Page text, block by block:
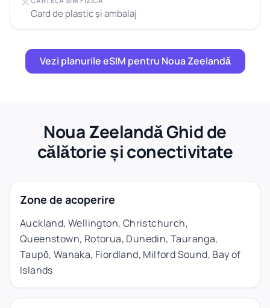
Card de plastic și ambalaj
Vezi planurile eSIM pentru Noua Zeelandă
Noua Zeelandă Ghid de
călătorie și conectivitate
Zone de acoperire
Auckland, Wellington, Christchurch,
Queenstown, Rotorua, Dunedin, Tauranga,
Taupō, Wanaka, Fiordland, Milford Sound, Bay of
Islands